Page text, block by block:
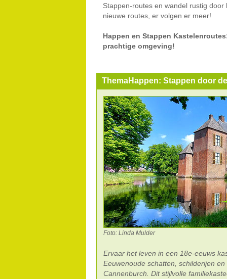
Stappen-routes en wandel rustig
nieuwe routes, er volgen er meer!
Happen en Stappen
prachtige omgeving!
ThemaHappen: Stappen door
Foto: Linda Mulder
Ervaar het leven in een 18e-eeuws
Eeuwenoude schatten, schilderijen
Cannenburch. Dit stijlvolle